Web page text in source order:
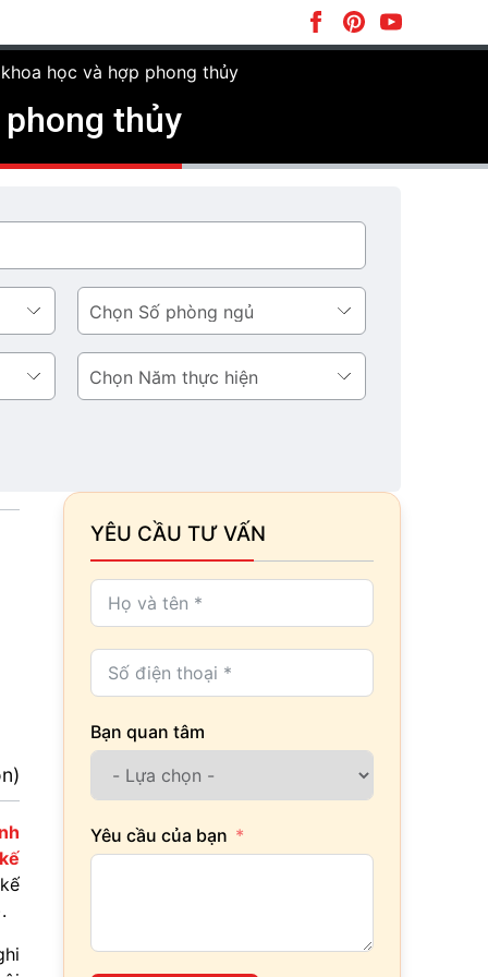
học và hợp phong thủy
thủy
Số
phòng
ngủ
Năm
thực
YÊU CẦU TƯ VẤN
Bạn quan tâm
Yêu cầu của bạn